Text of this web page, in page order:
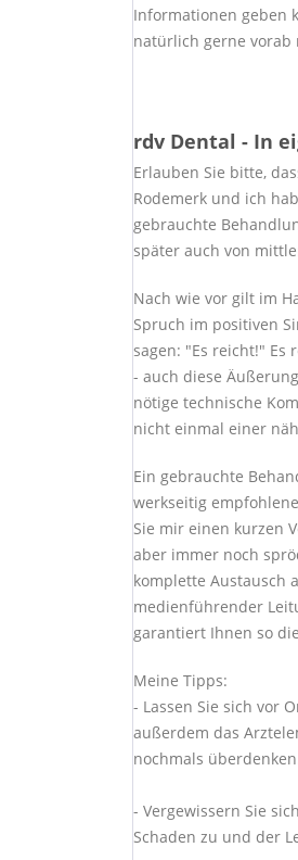
Informationen geben
natürlich gerne vorab
rdv Dental - In
Erlauben Sie bitte,
Rodemerk und ich
gebrauchte
später auch von
Nach wie vor gilt im
Spruch im positiven
sagen: "Es reicht!" Es
- auch diese
nötige technische
nicht einmal einer
Ein gebrauchte
werkseitig
Sie mir einen kurzen
aber immer noch
komplette Austausch
medienführender
garantiert Ihnen so
Meine Tipps:
- Lassen Sie sich vor
außerdem das
nochmals
- Vergewissern Sie
Schaden zu und der